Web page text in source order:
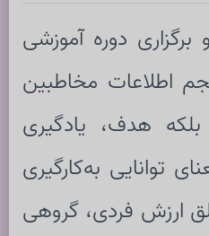
دوره آموزشی
اطلاعات مخاطبین
بلکه هدف، یادگیری
توانایی به‌کارگیری
ارزش فردی، گروهی